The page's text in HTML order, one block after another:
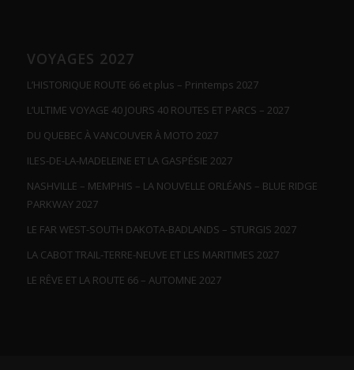
VOYAGES 2027
L’HISTORIQUE ROUTE 66 et plus – Printemps 2027
L’ULTIME VOYAGE 40 JOURS 40 ROUTES ET PARCS – 2027
DU QUEBEC À VANCOUVER À MOTO 2027
ILES-DE-LA-MADELEINE ET LA GASPÉSIE 2027
NASHVILLE – MEMPHIS – LA NOUVELLE ORLÉANS – BLUE RIDGE
PARKWAY 2027
LE FAR WEST-SOUTH DAKOTA-BADLANDS – STURGIS 2027
LA CABOT TRAIL-TERRE-NEUVE ET LES MARITIMES 2027
LE RÊVE ET LA ROUTE 66 – AUTOMNE 2027